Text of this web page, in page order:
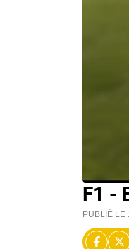
F1 -
PUBLIÉ LE